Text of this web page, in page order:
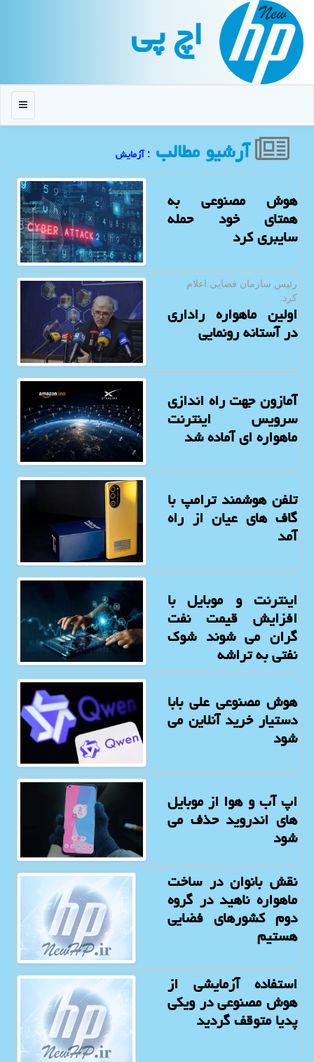
اچ پی
منو
آرشیو مطالب : آزمایش
هوش مصنوعی به
همتای خود حمله
سایبری کرد
رئیس سازمان فضایی اعلام
كرد:
اولین ماهواره راداری
در آستانه رونمایی
آمازون جهت راه اندازی
سرویس اینترنت
ماهواره ای آماده شد
تلفن هوشمند ترامپ با
گاف های عیان از راه
آمد
اینترنت و موبایل با
افزایش قیمت نفت
گران می شوند شوک
نفتی به تراشه
هوش مصنوعی علی بابا
دستیار خرید آنلاین می
شود
اپ آب و هوا از موبایل
های اندروید حذف می
شود
نقش بانوان در ساخت
ماهواره ناهید در گروه
دوم کشورهای فضایی
هستیم
استفاده آزمایشی از
هوش مصنوعی در ویکی
پدیا متوقف گردید